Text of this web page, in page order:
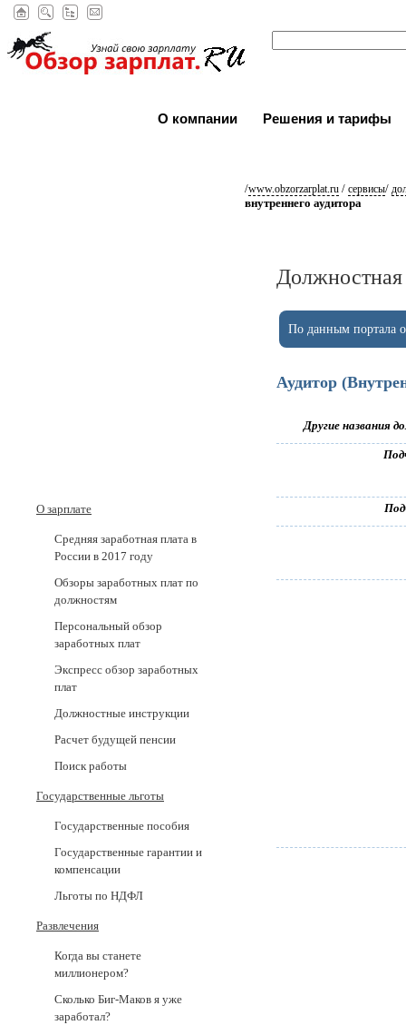
О компании Решения и тарифы
/www.obzorzarplat.ru / сервисы/
внутреннего аудитора
О зарплате
Средняя заработная плата в
России в 2017 годy
Обзоры заработных плат по
должностям
Персональный обзор
заработных плат
Экспресс обзор заработных
плат
Должностные инструкции
Расчет будущей пенсии
Поиск работы
Государственные льготы
Государственные пособия
Государственные гарантии и
компенсации
Льготы по НДФЛ
Развлечения
Когда вы станете
миллионером?
Сколько Биг-Маков я уже
заработал?
Должностная
По данным портала
Аудитор
Другие названия